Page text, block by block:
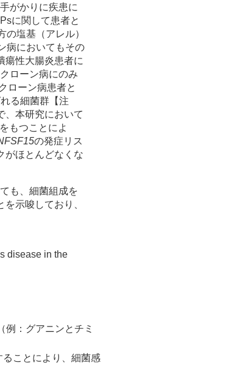
がかりに疾患に
に関して患者と
塩基（アレル）
病においてもその
瘍性大腸炎患者に
ローン病にのみ
ローン病患者と
る細菌群【注
、本研究において
もつことによ
の発症リス
がほとんどなくな
も、細菌組成を
示唆しており、
disease in the
例：グアニンとチミ
ことにより、細菌感